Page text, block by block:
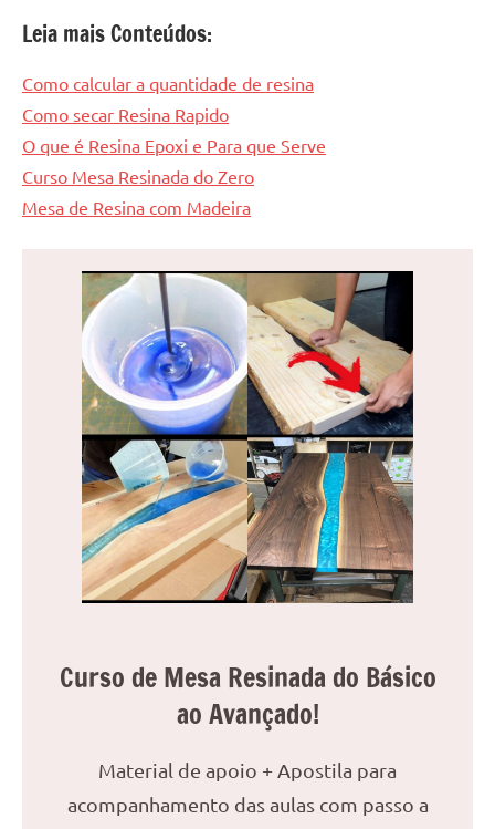
Leia mais Conteúdos:
Como calcular a quantidade de resina
Como secar Resina Rapido
O que é Resina Epoxi e Para que Serve
Curso Mesa Resinada do Zero
Mesa de Resina com Madeira
Curso de Mesa Resinada do Básico
ao Avançado!
Material de apoio + Apostila para
acompanhamento das aulas com passo a